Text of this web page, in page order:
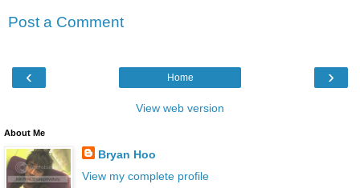
Post a Comment
‹ ›
Home
View web version
About Me
Bryan Hoo
View my complete profile